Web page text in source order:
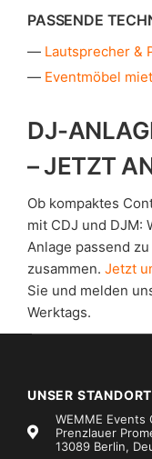
PASSENDE
Lautsprecher &
Eventmöbel
DJ-
– JETZT
Ob kompaktes
mit CDJ und DJM:
Anlage passend
zusammen. Jetzt
Sie und melden
Werktags.
UNSER STANDORT
WEMME Events
Prenzlauer
13089 Berlin,